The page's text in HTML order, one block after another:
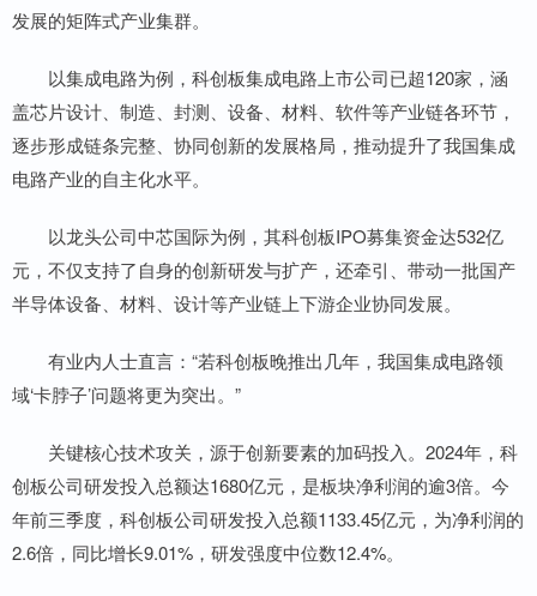
发展的矩阵式产业集群。
以集成电路为例，科创板集成电路上市公司已超120家，涵
盖芯片设计、制造、封测、设备、材料、软件等产业链各环节，
逐步形成链条完整、协同创新的发展格局，推动提升了我国集成
电路产业的自主化水平。
以龙头公司中芯国际为例，其科创板IPO募集资金达532亿
元，不仅支持了自身的创新研发与扩产，还牵引、带动一批国产
半导体设备、材料、设计等产业链上下游企业协同发展。
有业内人士直言：“若科创板晚推出几年，我国集成电路领
域‘卡脖子’问题将更为突出。”
关键核心技术攻关，源于创新要素的加码投入。2024年，科
创板公司研发投入总额达1680亿元，是板块净利润的逾3倍。今
年前三季度，科创板公司研发投入总额1133.45亿元，为净利润的
2.6倍，同比增长9.01%，研发强度中位数12.4%。